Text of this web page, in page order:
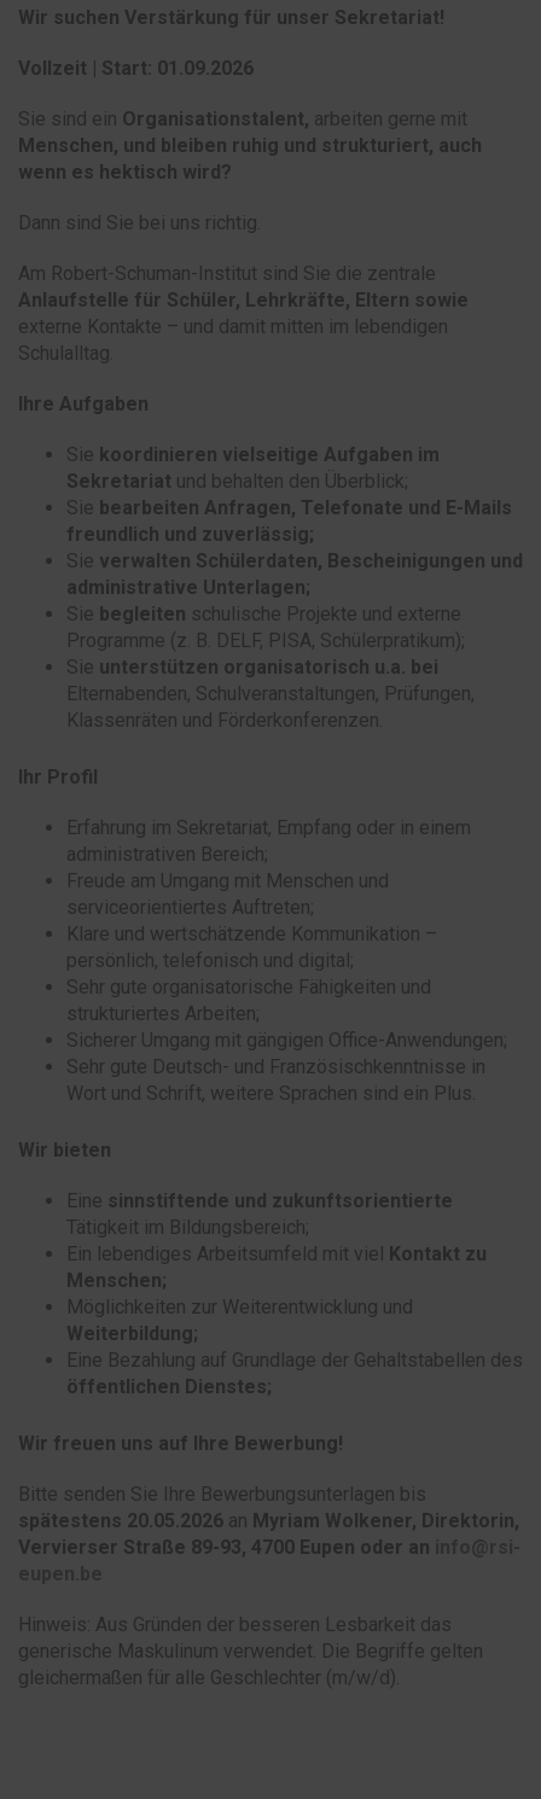
Wir suchen Verstärkung für unser Sekretariat!
Vollzeit | Start: 01.09.2026
Sie sind ein Organisationstalent, arbeiten gerne mit
Menschen, und bleiben ruhig und strukturiert, auch
wenn es hektisch wird?
Dann sind Sie bei uns richtig.
Am Robert-Schuman-Institut sind Sie die zentrale
Anlaufstelle für Schüler, Lehrkräfte, Eltern sowie
externe Kontakte – und damit mitten im lebendigen
Schulalltag.
Ihre Aufgaben
Sie koordinieren vielseitige Aufgaben im
Sekretariat und behalten den Überblick;
Sie bearbeiten Anfragen, Telefonate und E-Mails
freundlich und zuverlässig;
Sie verwalten Schülerdaten, Bescheinigungen und
administrative Unterlagen;
Sie begleiten schulische Projekte und externe
Programme (z. B. DELF, PISA, Schülerpratikum);
Sie unterstützen organisatorisch u.a. bei
Elternabenden, Schulveranstaltungen, Prüfungen,
Klassenräten und Förderkonferenzen.
Ihr Profil
Erfahrung im Sekretariat, Empfang oder in einem
administrativen Bereich;
Freude am Umgang mit Menschen und
serviceorientiertes Auftreten;
Klare und wertschätzende Kommunikation –
persönlich, telefonisch und digital;
Sehr gute organisatorische Fähigkeiten und
strukturiertes Arbeiten;
Sicherer Umgang mit gängigen Office-Anwendungen;
Sehr gute Deutsch- und Französischkenntnisse in
Wort und Schrift, weitere Sprachen sind ein Plus.
Wir bieten
Eine sinnstiftende und zukunftsorientierte
Tätigkeit im Bildungsbereich;
Ein lebendiges Arbeitsumfeld mit viel Kontakt zu
Menschen;
Möglichkeiten zur Weiterentwicklung und
Weiterbildung;
Eine Bezahlung auf Grundlage der Gehaltstabellen des
öffentlichen Dienstes;
Wir freuen uns auf Ihre Bewerbung!
Bitte senden Sie Ihre Bewerbungsunterlagen bis
spätestens 20.05.2026 an Myriam Wolkener, Direktorin,
Vervierser Straße 89-93, 4700 Eupen oder an
Hinweis: Aus Gründen der besseren Lesbarkeit das
generische Maskulinum verwendet. Die Begriffe gelten
gleichermaßen für alle Geschlechter (m/w/d).